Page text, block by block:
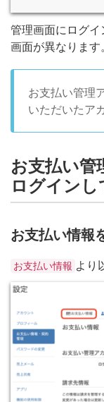
管理画面にログ
画面が異なります。
お支払い管理
いただいたア
お支払い管
ログイン
お支払い情報
お支払い情報 より